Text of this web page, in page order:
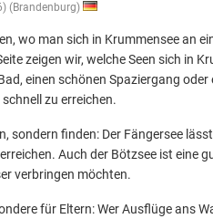
(Brandenburg)
wo man sich in Krummensee an
zeigen wir, welche Seen sich in
einen schönen Spaziergang
zu erreichen.
sondern finden: Der Fängersee
Auch der Bötzsee ist eine
verbringen möchten.
für Eltern: Wer Ausflüge ans